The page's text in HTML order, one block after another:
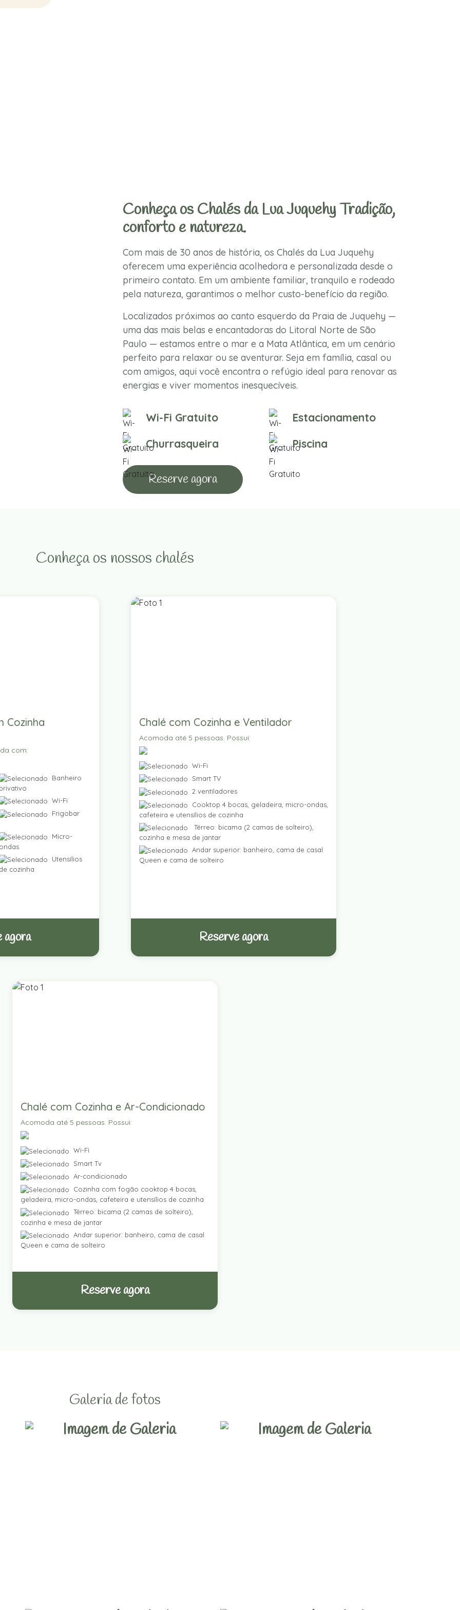
Conheça os Chalés da Lua Juquehy Tradição,
conforto e natureza.
Com mais de 30 anos de história, os Chalés da Lua Juquehy
oferecem uma experiência acolhedora e personalizada desde o
primeiro contato. Em um ambiente familiar, tranquilo e rodeado
pela natureza, garantimos o melhor custo-benefício da região.
Localizados próximos ao canto esquerdo da Praia de Juquehy —
uma das mais belas e encantadoras do Litoral Norte de São
Paulo — estamos entre o mar e a Mata Atlântica, em um cenário
perfeito para relaxar ou se aventurar. Seja em família, casal ou
com amigos, aqui você encontra o refúgio ideal para renovar as
energias e viver momentos inesquecíveis.
Wi-Fi Gratuito
Estacionamento
Churrasqueira
Piscina
Reserve agora
Conheça os nossos chalés
Cozinha
com:
Banheiro
privativo
Wi-Fi
Frigobar
Micro-
ondas
Utensílios
de cozinha
agora
Chalé com Cozinha e Ventilador
Acomoda até 5 pessoas. Possui:
Wi-Fi
Smart TV
2 ventiladores
Cooktop 4 bocas, geladeira, micro-ondas,
cafeteira e utensílios de cozinha
Térreo: bicama (2 camas de solteiro),
cozinha e mesa de jantar
Andar superior: banheiro, cama de casal
Queen e cama de solteiro
Reserve agora
Chalé com Cozinha e Ar-Condicionado
Acomoda até 5 pessoas. Possui:
Wi-Fi
Smart Tv
Ar-condicionado
Cozinha com fogão cooktop 4 bocas,
geladeira, micro-ondas, cafeteira e utensílios de cozinha
Térreo: bicama (2 camas de solteiro),
cozinha e mesa de jantar
Andar superior: banheiro, cama de casal
Queen e cama de solteiro
Reserve agora
Galeria de fotos